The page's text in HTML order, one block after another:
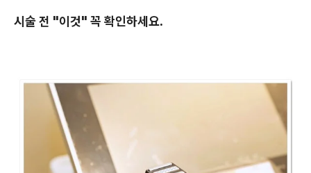
시술 전 "이것" 꼭 확인하세요.